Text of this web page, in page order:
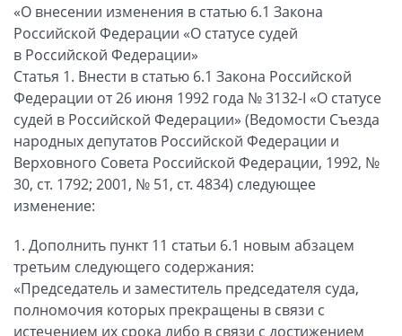
«О внесении изменения в статью 6.1 Закона
Российской Федерации «О статусе судей
в Российской Федерации»
Статья 1. Внести в статью 6.1 Закона Российской
Федерации от 26 июня 1992 года № 3132-I «О статусе
судей в Российской Федерации» (Ведомости Съезда
народных депутатов Российской Федерации и
Верховного Совета Российской Федерации, 1992, №
30, ст. 1792; 2001, № 51, ст. 4834) следующее
изменение:
1. Дополнить пункт 11 статьи 6.1 новым абзацем
третьим следующего содержания:
«Председатель и заместитель председателя суда,
полномочия которых прекращены в связи с
истечением их срока либо в связи с достижением